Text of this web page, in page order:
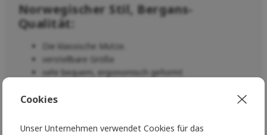
Norwegischer Stil, Bergans-
Qualität:
Die klassische Mütze.
verstellbare Größe
sehr bequem, ergonomisch geformt
Sie können sich einfach auf Bergans verlassen, genau wie
die Polarforscher und Abenteurer, für die Bergans seit 1908
Cookies
Unser Unternehmen verwendet Cookies für das